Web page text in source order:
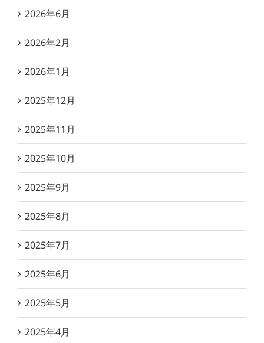
2026年6月
2026年2月
2026年1月
2025年12月
2025年11月
2025年10月
2025年9月
2025年8月
2025年7月
2025年6月
2025年5月
2025年4月